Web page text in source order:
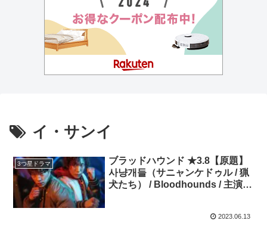
イ・サンイ
3つ星ドラマ
ブラッドハウンド ★3.8【原題】
사냥개들（サニャンケドゥル / 猟
犬たち） / Bloodhounds / 主演：
2023.06.13